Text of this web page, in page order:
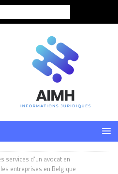
services d’un avocat en
entreprises en Belgique